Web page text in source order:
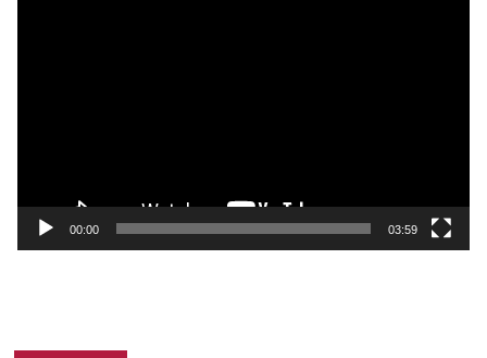
o
00:00 03:59